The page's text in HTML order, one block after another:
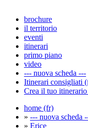
brochure
il territorio
eventi
itinerari
primo piano
video
--- nuova scheda ---
Itinerari consigliati
Crea il tuo
home (fr)
» --- nuova scheda
» Erice